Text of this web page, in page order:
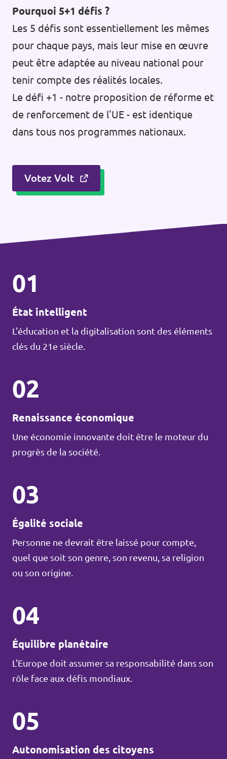
Pourquoi 5+1 défis ?
Les 5 défis sont essentiellement les mêmes
pour chaque pays, mais leur mise en œuvre
peut être adaptée au niveau national pour
tenir compte des réalités locales.
Le défi +1 - notre proposition de réforme et
de renforcement de l'UE - est identique
dans tous nos programmes nationaux.
Votez Volt
01
État intelligent
L'éducation et la digitalisation sont des éléments
clés du 21e siècle.
02
Renaissance économique
Une économie innovante doit être le moteur du
progrès de la société.
03
Égalité sociale
Personne ne devrait être laissé pour compte,
quel que soit son genre, son revenu, sa religion
ou son origine.
04
Équilibre planétaire
L'Europe doit assumer sa responsabilité dans son
rôle face aux défis mondiaux.
05
Autonomisation des citoyens